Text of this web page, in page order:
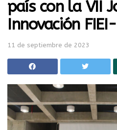
país con la VII
Innovación
11 de septiembre de 2023